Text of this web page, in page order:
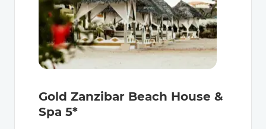
Gold Zanzibar Beach House &
Spa 5*